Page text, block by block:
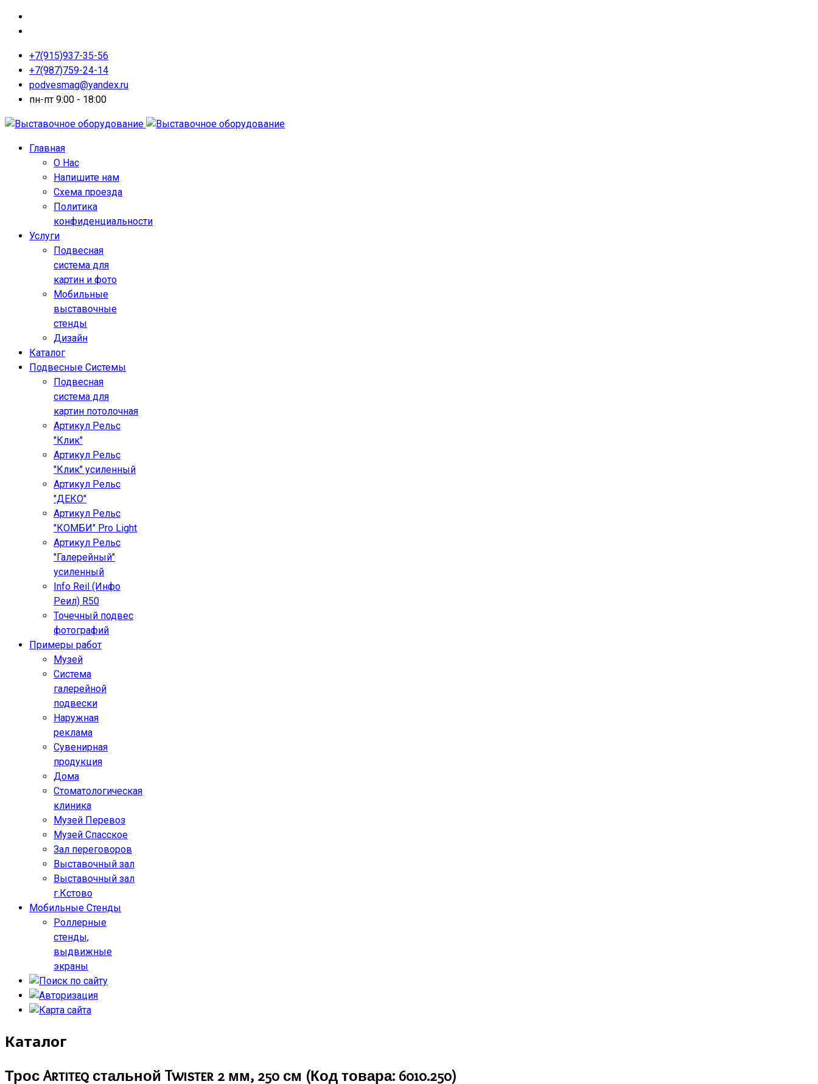
+7(915)937-35-56
+7(987)759-24-14
podvesmag@yandex.ru
пн-пт 9:00 - 18:00
Главная
О Нас
Напишите нам
Схема проезда
Политика
конфиденциальности
Услуги
Подвесная
система для
картин и фото
Мобильные
выставочные
стенды
Дизайн
Каталог
Подвесные Системы
Подвесная
система для
картин потолочная
Артикул Рельс
"Клик"
Артикул Рельс
"Клик" усиленный
Артикул Рельс
"ДЕКО"
Артикул Рельс
"КОМБИ" Pro Light
Артикул Рельс
"Галерейный"
усиленный
Info Reil (Инфо
Реил) R50
Точечный подвес
фотографий
Примеры работ
Музей
Система
галерейной
подвески
Наружная
реклама
Сувенирная
продукция
Дома
Стоматологическая
клиника
Музей Перевоз
Музей Спасское
Зал переговоров
Выставочный зал
Выставочный зал
г.Кстово
Мобильные Стенды
Роллерные
стенды,
выдвижные
экраны
Каталог
Трос Artiteq стальной Twister 2 мм, 250 см (Код товара: 6010.250)